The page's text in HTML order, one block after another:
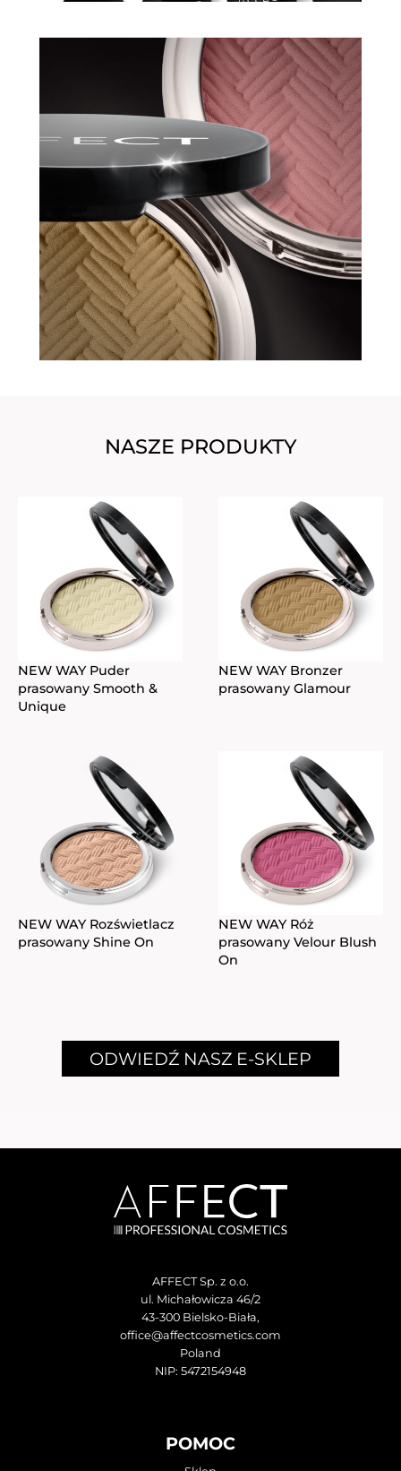
NASZE PRODUKTY
NEW WAY Puder
prasowany Smooth &
Unique
NEW WAY Bronzer
prasowany Glamour
NEW WAY Rozświetlacz
prasowany Shine On
NEW WAY Róż
prasowany Velour Blush
On
ODWIEDŹ NASZ E-SKLEP
AFFECT Sp. z o.o.
ul. Michałowicza 46/2
43-300 Bielsko-Biała,
office@affectcosmetics.com
Poland
NIP: 5472154948
POMOC